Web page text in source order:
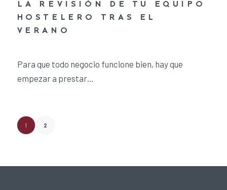
LA REVISIÓN DE TU EQUIPO
HOSTELERO TRAS EL
VERANO
Para que todo negocio funcione bien, hay que
empezar a prestar…
1 2